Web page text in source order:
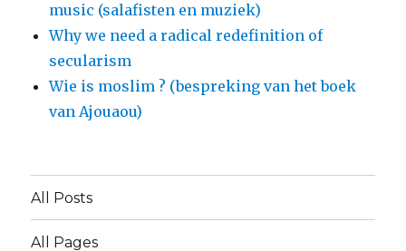
music (salafisten en muziek)
Why we need a radical redefinition of
secularism
Wie is moslim ? (bespreking van het boek
van Ajouaou)
All Posts
All Pages